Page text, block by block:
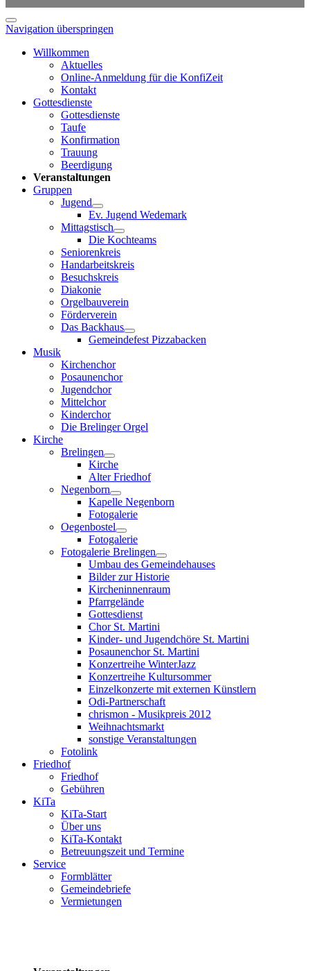
Navigation überspringen
Willkommen
Aktuelles
Online-Anmeldung für die KonfiZeit
Kontakt
Gottesdienste
Gottesdienste
Taufe
Konfirmation
Trauung
Beerdigung
Veranstaltungen
Gruppen
Jugend
Ev. Jugend Wedemark
Mittagstisch
Die Kochteams
Seniorenkreis
Handarbeitskreis
Besuchskreis
Diakonie
Orgelbauverein
Förderverein
Das Backhaus
Gemeindefest Pizzabacken
Musik
Kirchenchor
Posaunenchor
Jugendchor
Mittelchor
Kinderchor
Die Brelinger Orgel
Kirche
Brelingen
Kirche
Alter Friedhof
Negenborn
Kapelle Negenborn
Fotogalerie
Oegenbostel
Fotogalerie
Fotogalerie Brelingen
Umbau des Gemeindehauses
Bilder zur Historie
Kircheninnenraum
Pfarrgelände
Gottesdienst
Chor St. Martini
Kinder- und Jugendchöre St. Martini
Posaunenchor St. Martini
Konzertreihe WinterJazz
Konzertreihe Kultursommer
Einzelkonzerte mit externen Künstlern
Odi-Partnerschaft
chrismon - Musikpreis 2012
Weihnachtsmarkt
sonstige Veranstaltungen
Fotolink
Friedhof
Friedhof
Gebühren
KiTa
KiTa-Start
Über uns
KiTa-Kontakt
Betreuungszeit und Termine
Service
Formblätter
Gemeindebriefe
Vermietungen